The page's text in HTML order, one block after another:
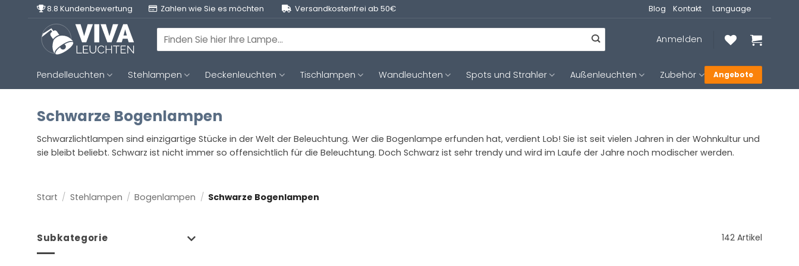
8.8 Kundenbewertung Zahlen wie Sie es möchten Versandkostenfrei ab 50€ Blog Kontakt Language
Suchen
nach:
Anmelden
Pendelleuchten Stehlampen Deckenleuchten Tischlampen Wandleuchten Spots und Strahler Außenleuchten Zubehör Angebote
Schwarze Bogenlampen
Schwarzlichtlampen sind einzigartige Stücke in der Welt der Beleuchtung. Wer die Bogenlampe erfunden hat, verdient Lob! Sie ist seit vielen Jahren in der Wohnkultur und
sie bleibt beliebt. Schwarz ist nicht immer so offensichtlich für die Beleuchtung. Doch Schwarz ist sehr trendy und wird im Laufe der Jahre noch modischer werden.
Start / Stehlampen / Bogenlampen / Schwarze Bogenlampen
Subkategorie 142 Artikel